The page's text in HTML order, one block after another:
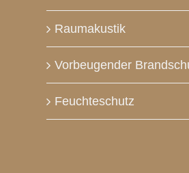
Raumakustik
Vorbeugender
Feuchteschutz